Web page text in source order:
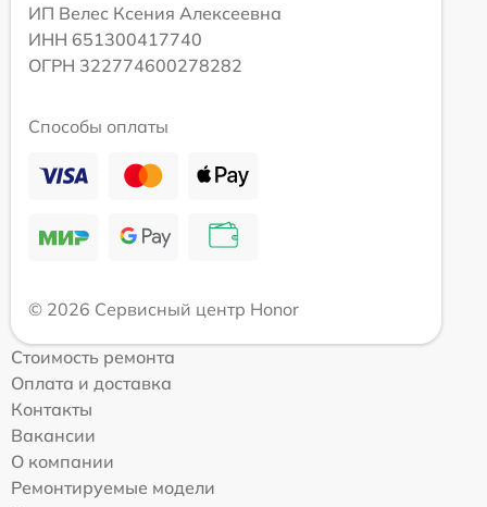
ИП Велес Ксения Алексеевна
ИНН 651300417740
ОГРН 322774600278282
Способы оплаты
© 2026 Сервисный центр Honor
Стоимость ремонта
Оплата и доставка
Контакты
Вакансии
О компании
Ремонтируемые модели